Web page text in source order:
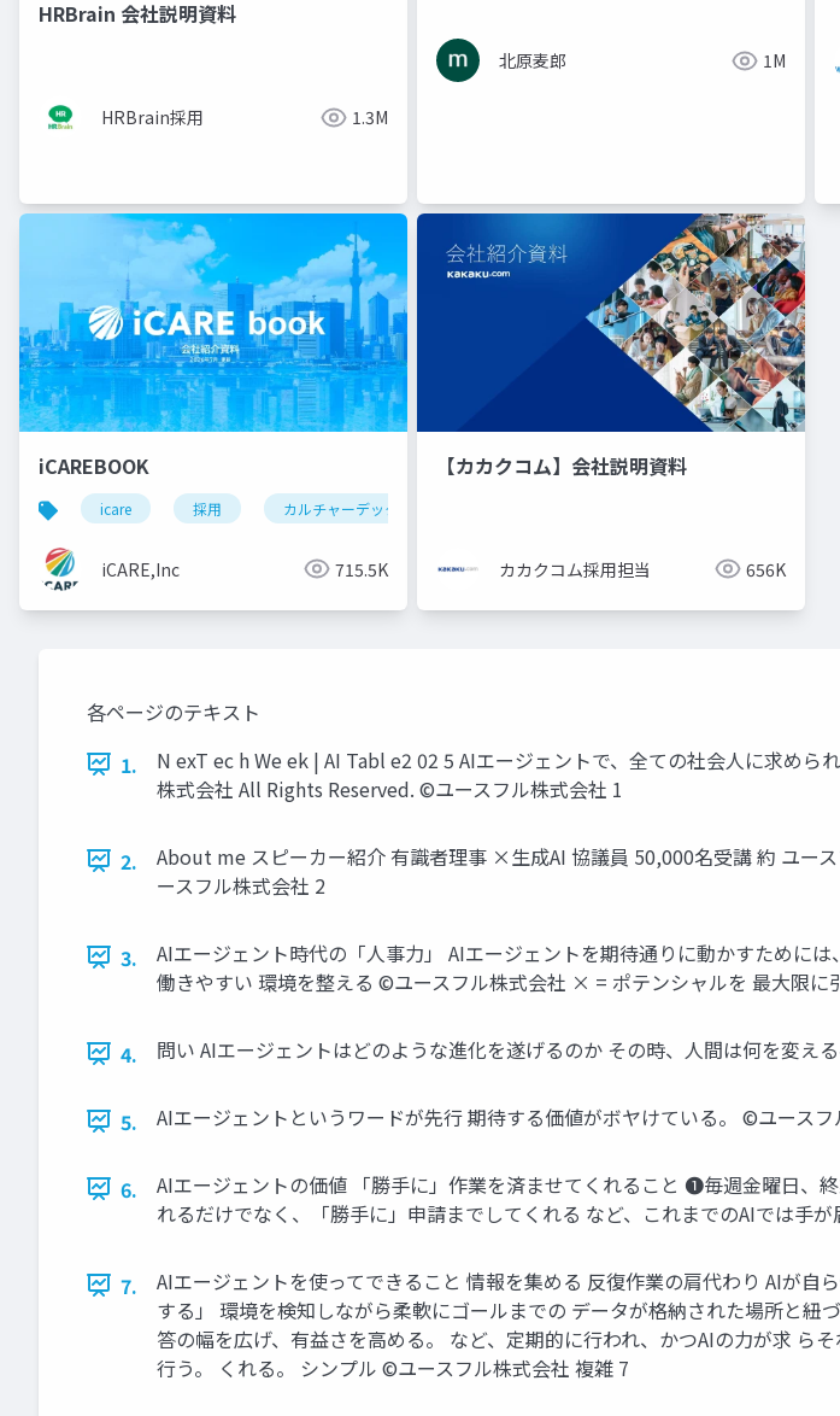
HRBrain 会社説明資料
HRBrain採用 1.3M
北原麦郎 1M
iCAREBOOK
icare 採用 カルチャーデック
iCARE,Inc 715.5K
【カカクコム】会社説明資料
カカクコム採用担当 656K
各ページのテキスト
1.
N exT ec h We ek | AI Tabl e2 02 5 AIエージェントで、全ての社会人に求め
株式会社 All Rights Reserved. ©️ユースフル株式会社 1
2.
About me スピーカー紹介 有識者理事 ×生成AI 協議員 50,000名受講 約 ユー
ースフル株式会社 2
3.
AIエージェント時代の「人事力」 AIエージェントを期待通りに動かすために
働きやすい 環境を整える ©️ユースフル株式会社 × = ポテンシャルを 最大限に
4. 問い AIエージェントはどのような進化を遂げるのか その時、人間は何を変え
5. AIエージェントというワードが先行 期待する価値がボヤけている。 ©️ユースフ
6.
AIエージェントの価値 「勝手に」作業を済ませてくれること ❶毎週金曜日、
れるだけでなく、「勝手に」申請までしてくれる など、これまでのAIでは手
7.
AIエージェントを使ってできること 情報を集める 反復作業の肩代わり AI
する」 環境を検知しながら柔軟にゴールまでの データが格納された場所と
答の幅を広げ、有益さを高める。 など、定期的に行われ、かつAIの力が求 ら
行う。 くれる。 シンプル ©️ユースフル株式会社 複雑 7